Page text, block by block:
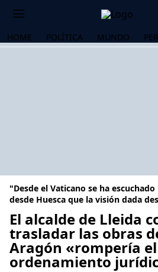
HOME POLÍTICA MUNDO
"Desde el Vaticano se ha
desde Huesca que la visión dada
El alcalde de Lleida
trasladar las obras
Aragón «rompería el
ordenamiento